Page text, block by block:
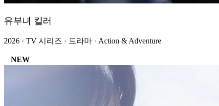
유부녀 킬러
2026 · TV 시리즈 · 드라마 · Action & Adventure
NEW